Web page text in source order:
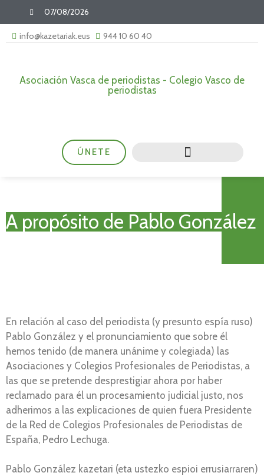
07/08/2026
info@kazetariak.eus 944 10 60 40
Asociación Vasca de periodistas - Colegio Vasco de
periodistas
ÚNETE
A propósito de Pablo González
En relación al caso del periodista (y presunto espía ruso)
Pablo González y el pronunciamiento que sobre él
hemos tenido (de manera unánime y colegiada) las
Asociaciones y Colegios Profesionales de Periodistas, a
las que se pretende desprestigiar ahora por haber
reclamado para él un procesamiento judicial justo, nos
adherimos a las explicaciones de quien fuera Presidente
de la Red de Colegios Profesionales de Periodistas de
España, Pedro Lechuga.
Pablo González kazetari (eta ustezko espioi errusiarraren)